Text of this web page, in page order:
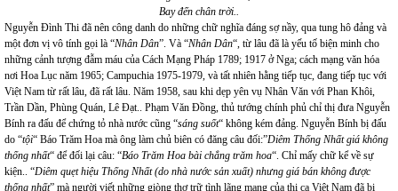
Bay đến chân trời..
Nguyễn Đình Thi đã nên công danh do những chữ nghĩa đáng sợ nầy, qua tung hô đảng và
một đơn vị vô tính gọi là “Nhân Dân”. Và “Nhân Dân“, từ lâu đã là yếu tố biện minh cho
những cảnh tượng đẫm máu của Cách Mạng Pháp 1789; 1917 ở Nga; cách mạng văn hóa
nơi Hoa Lục năm 1965; Campuchia 1975-1979, và tất nhiên hằng tiếp tục, đang tiếp tục với
Việt Nam từ rất lâu, đã rất lâu. Năm 1958, sau khi dẹp yên vụ Nhân Văn với Phan Khôi,
Trần Dần, Phùng Quán, Lê Đạt.. Phạm Văn Đồng, thủ tướng chính phủ chỉ thị đưa Nguyễn
Bính ra đấu để chứng tỏ nhà nước cũng “sáng suốt“ không kém đảng. Nguyễn Bính bị đấu
do “tội“ Báo Trăm Hoa mà ông làm chủ biên có đăng câu đối:”Diêm Thống Nhất giá không
thống nhất“ để đối lại câu: “Báo Trăm Hoa bài chẳng trăm hoa“. Chỉ mấy chữ kể về sự
kiện.. “Diêm quẹt hiệu Thống Nhất (do nhà nước sản xuất) nhưng giá bán không được
thống nhất” mà người viết những giòng thơ trữ tình lãng mạng của thi ca Việt Nam đã bị